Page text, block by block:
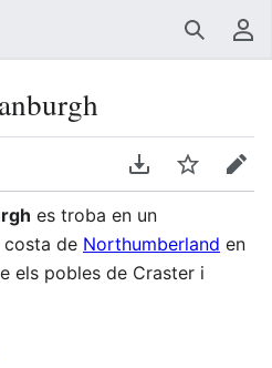
Buscar
Descarregar en
Vigilar
es troba en un
de Northumberland en
els pobles de Craster i